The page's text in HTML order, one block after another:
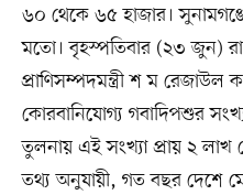
৬০ থেকে ৬৫ হাজার।
মতো। বৃহস্পতিবার (২৩ জুন)
প্রাণিসম্পদমন্ত্রী শ ম
কোরবানিযোগ্য গবাদিপশুর
তুলনায় এই সংখ্যা প্রায় ২ লাখ
তথ্য অনুযায়ী, গত বছর দেশে